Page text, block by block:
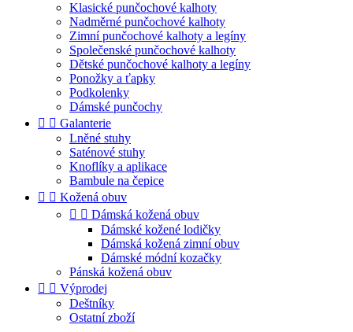
Klasické punčochové kalhoty
Nadměrné punčochové kalhoty
Zimní punčochové kalhoty a legíny
Společenské punčochové kalhoty
Dětské punčochové kalhoty a legíny
Ponožky a ťapky
Podkolenky
Dámské punčochy
  Galanterie
Lněné stuhy
Saténové stuhy
Knoflíky a aplikace
Bambule na čepice
  Kožená obuv
  Dámská kožená obuv
Dámské kožené lodičky
Dámská kožená zimní obuv
Dámské módní kozačky
Pánská kožená obuv
  Výprodej
Deštníky
Ostatní zboží